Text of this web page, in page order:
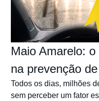
Maio Amarelo:
na prevenção
Todos os dias, milhões
sem perceber um fator